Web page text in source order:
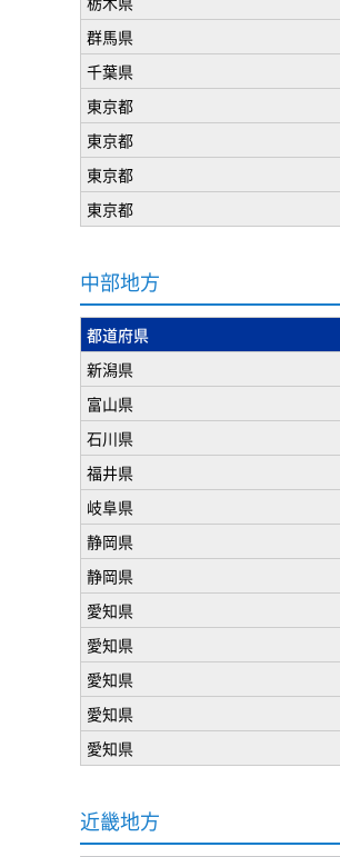
群馬県
千葉県
東京都
東京都
東京都
東京都
中部地方
都道府県
新潟県
富山県
石川県
福井県
岐阜県
静岡県
静岡県
愛知県
愛知県
愛知県
愛知県
愛知県
近畿地方